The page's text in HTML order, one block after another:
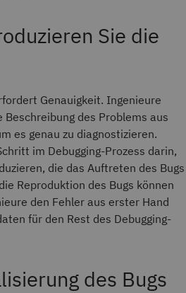
Sie die
Genauigkeit. Ingenieure
des Problems aus
es genau zu diagnostizieren.
im Debugging-Prozess darin,
die das Auftreten des Bugs
Reproduktion des Bugs können
den Fehler aus erster Hand
für den Rest des Debugging-
des Bugs